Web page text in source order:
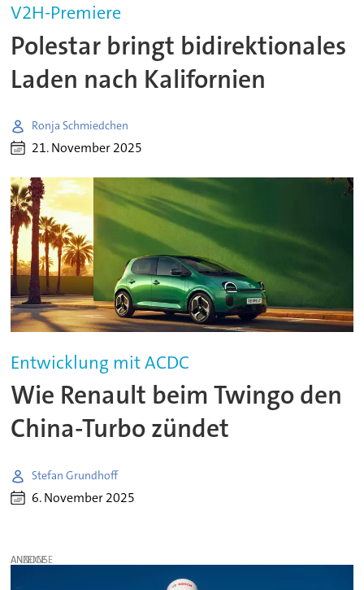
V2H-Premiere
Polestar bringt bidirektionales
Laden nach Kalifornien
Ronja Schmiedchen
21. November 2025
Entwicklung mit ACDC
Wie Renault beim Twingo den
China-Turbo zündet
Stefan Grundhoff
6. November 2025
ANZEIGE